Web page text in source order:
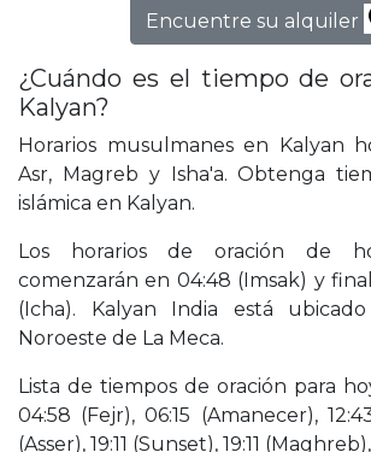
Encuentre su alquiler
¿Cuándo es el tiempo de
Kalyan?
Horarios musulmanes en Kalyan
Asr, Magreb y Isha'a. Obtenga
islámica en Kalyan.
Los horarios de oración de
comenzarán en 04:48 (Imsak) y
(Icha). Kalyan India está
Noroeste de La Meca.
Lista de tiempos de oración para
04:58 (Fejr), 06:15 (Amanecer),
(Asser), 19:11 (Sunset), 19:11